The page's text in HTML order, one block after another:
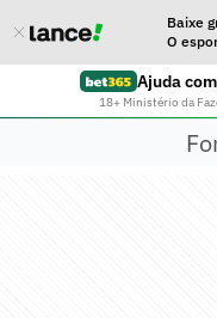
Baixe
O
Ajuda
18+ Ministério da